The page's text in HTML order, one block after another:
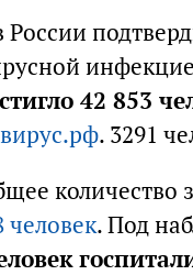
России
42 853
. 3291
количество
человек. Под